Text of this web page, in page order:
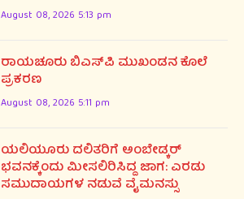
August 08, 2026 5:13 pm
ರಾಯಚೂರು ಬಿಎಸ್‌ಪಿ ಮುಖಂಡನ ಕೊಲೆ
ಪ್ರಕರಣ
August 08, 2026 5:11 pm
ಯಲಿಯೂರು ದಲಿತರಿಗೆ ಅಂಬೇಡ್ಕರ್
ಭವನಕ್ಕೆಂದು ಮೀಸಲಿರಿಸಿದ್ದ ಜಾಗ: ಎರಡು
ಸಮುದಾಯಗಳ ನಡುವೆ ವೈಮನಸ್ಸು